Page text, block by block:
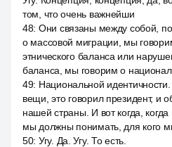
том, что очень важнейши
48: Они связаны между собой,
о массовой миграции, мы
этнического баланса или
баланса, мы говорим о
49: Национальной идентичности.
вещи, это говорил президент, и
нашей страны. И вот когда,
мы должны понимать, для кого
50: Угу. Да. Угу. То есть.